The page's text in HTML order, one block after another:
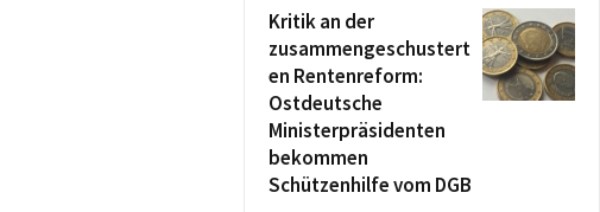
Kritik an der
zusammengeschustert
en Rentenreform:
Ostdeutsche
Ministerpräsidenten
bekommen
Schützenhilfe vom DGB